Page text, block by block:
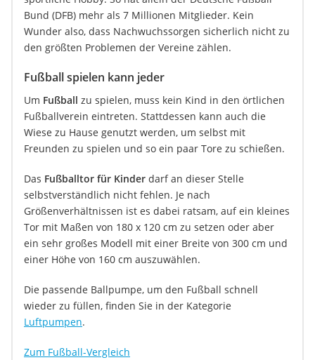
Bund (DFB) mehr als 7 Millionen Mitglieder. Kein
Wunder also, dass Nachwuchssorgen sicherlich nicht zu
den größten Problemen der Vereine zählen.
Fußball spielen kann jeder
Um Fußball zu spielen, muss kein Kind in den örtlichen
Fußballverein eintreten. Stattdessen kann auch die
Wiese zu Hause genutzt werden, um selbst mit
Freunden zu spielen und so ein paar Tore zu schießen.
Das Fußballtor für Kinder darf an dieser Stelle
selbstverständlich nicht fehlen. Je nach
Größenverhältnissen ist es dabei ratsam, auf ein kleines
Tor mit Maßen von 180 x 120 cm zu setzen oder aber
ein sehr großes Modell mit einer Breite von 300 cm und
einer Höhe von 160 cm auszuwählen.
Die passende Ballpumpe, um den Fußball schnell
wieder zu füllen, finden Sie in der Kategorie
Luftpumpen.
Zum Fußball-Vergleich